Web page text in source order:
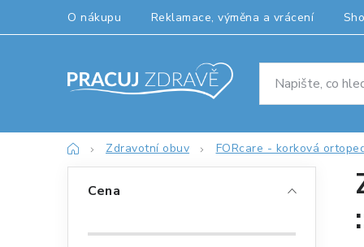
O nákupu Reklamace, výměna a vrácení
DomůZdravotní obuv FORcare - korková
Cena